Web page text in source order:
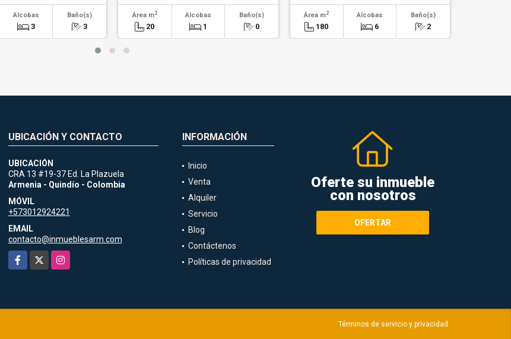
Alcobas
3
Baño(s)
3
Área m2
20
Alcobas
1
Baño(s)
0
Área m2
180
Alcobas
6
Baño(s)
2
UBICACIÓN Y CONTACTO
UBICACIÓN
CRA 13 #19-37 Ed. La Plazuela
Armenia - Quindío - Colombia
MÓVIL
+573012924221
EMAIL
contacto@inmueblesarm.com
Facebook
Instagram
INFORMACIÓN
Inicio
Venta
Alquiler
Servicio
Blog
Contáctenos
Políticas de privacidad
Oferte su inmueble
con nosotros
OFERTAR
Términos de servicio y privacidad